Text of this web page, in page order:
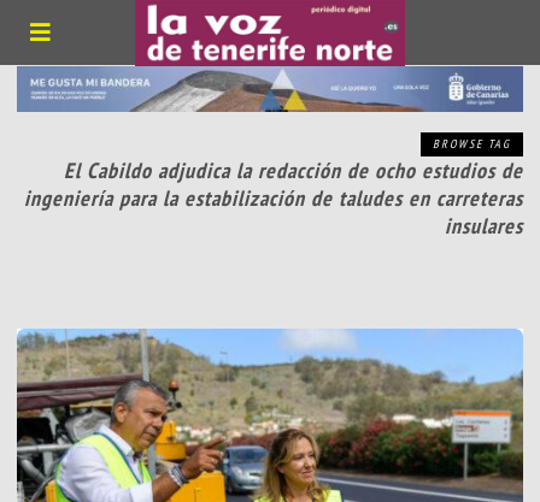
BROWSE TAG
El Cabildo adjudica la redacción de ocho estudios de
ingeniería para la estabilización de taludes en carreteras
insulares